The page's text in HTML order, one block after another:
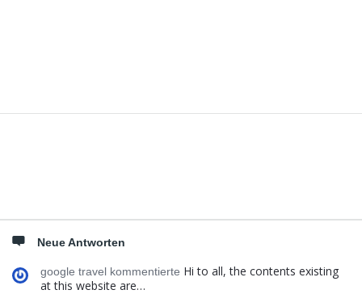
Neue Antworten
google travel kommentierte Hi to all, the contents existing
at this website are…